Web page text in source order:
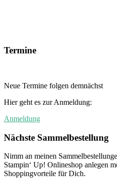
Termine
Neue Termine folgen demnächst
Hier geht es zur Anmeldung:
Anmeldung
Nächste Sammelbestellung
Nimm an meinen
Stampin‘ Up! Onlineshop anlegen
Shoppingvorteile für Dich.